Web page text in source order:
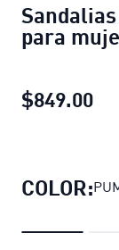
para
$849.00
COLOR: